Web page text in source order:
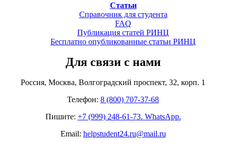
Статьи
Справочник для студента
FAQ
Публикация статей РИНЦ
Бесплатно опубликованные статьи РИНЦ
Для связи с нами
Россия, Москва, Волгоградский проспект, 32, корп. 1
Телефон: 8 (800) 707-37-68
Пишите: +7 (999) 248-61-73. WhatsApp.
Email: helpstudent24.ru@mail.ru